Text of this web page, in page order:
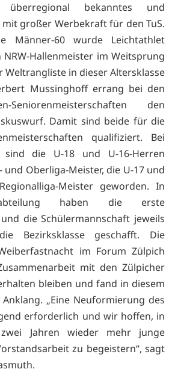
überregional bekanntes und
großer Werbekraft für den TuS.
Männer-60 wurde Leichtathlet
Hallenmeister im Weitsprung
in dieser Altersklasse
Mussinghoff errang bei den
Seniorenmeisterschaften den
Damit sind beide für die
qualifiziert. Bei
sind die U-18 und U-16-Herren
und Oberliga-Meister, die U-17 und
Meister geworden. In
haben die erste
die Schülermannschaft jeweils
Bezirksklasse geschafft. Die
im Forum Zülpich
mit den Zülpicher
bleiben und fand in diesem
„Eine Neuformierung des
erforderlich und wir hoffen, in
Jahren wieder mehr junge
zu begeistern“, sagt